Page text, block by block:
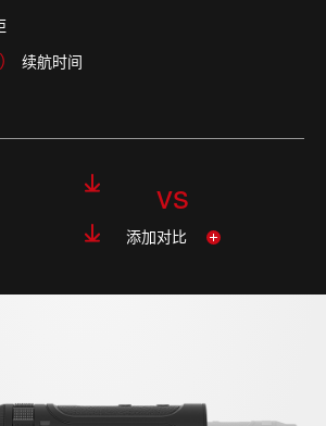
续航时间
vs
添加对比